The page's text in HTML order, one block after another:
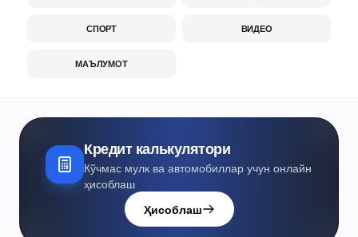
СПОРТ ВИДЕО
МАЪЛУМОТ
Кредит калькулятори
Кўчмас мулк ва автомобиллар учун онлайн
ҳисоблаш
Ҳисоблаш